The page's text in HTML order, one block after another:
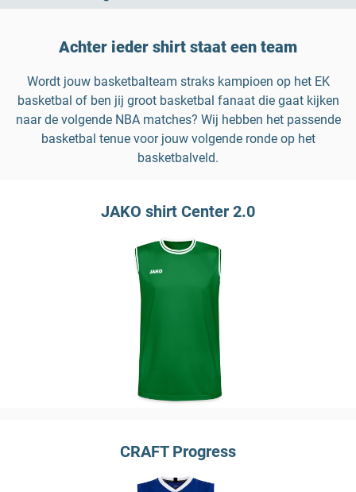
Achter ieder shirt staat een team
Wordt jouw basketbalteam straks kampioen op het EK
basketbal of ben jij groot basketbal fanaat die gaat kijken
naar de volgende NBA matches? Wij hebben het passende
basketbal tenue voor jouw volgende ronde op het
basketbalveld.
JAKO shirt Center 2.0
CRAFT Progress